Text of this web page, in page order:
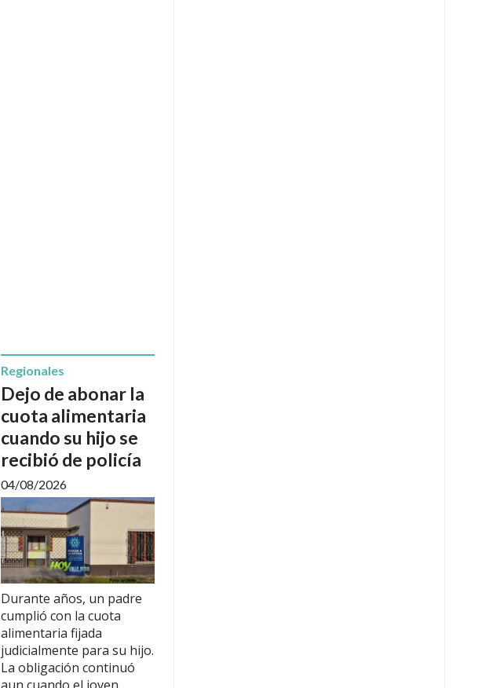
Dejo de abonar la
cuota alimentaria
cuando su hijo se
recibió de policía
Regionales
04/08/2026
Durante años, un padre
cumplió con la cuota
alimentaria fijada
judicialmente para su hijo.
La obligación continuó